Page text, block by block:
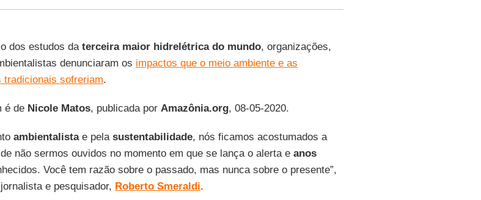
dos estudos da terceira maior hidrelétrica do mundo, organizações,
denunciaram os impactos que o meio ambiente e as
tradicionais sofreriam.
é de Nicole Matos, publicada porAmazônia.org, 08-05-2020.
ambientalistae pela sustentabilidade, nós ficamos acostumados a
não sermos ouvidos no momento em que se lança o alerta e anos
Você tem razão sobre o passado, mas nunca sobre o presente”,
e pesquisador, Roberto Smeraldi.